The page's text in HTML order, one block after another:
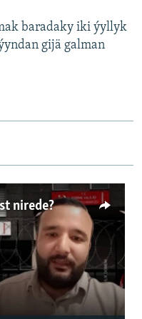
baradaky iki ýyllyk
gijä galman
nirede?
available